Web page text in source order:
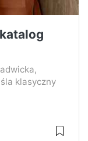
klasyczny